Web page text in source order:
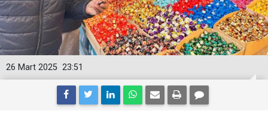
23:51
26 Mart 2025